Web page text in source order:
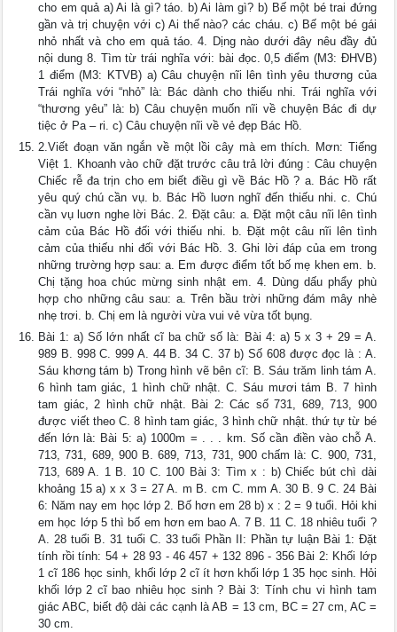
cho em quả a) Ai là gì? táo. b) Ai làm gì? b) Bế một bé trai đứng
gần và trị chuyện với c) Ai thế nào? các cháu. c) Bế một bé gái
nhỏ nhất và cho em quả táo. 4. Dịng nào dưới đây nêu đầy đủ
nội dung 8. Tìm từ trái nghĩa với: bài đọc. 0,5 điểm (M3: ĐHVB)
1 điểm (M3: KTVB) a) Câu chuyện nĩi lên tình yêu thương của
Trái nghĩa với “nhỏ” là: Bác dành cho thiếu nhi. Trái nghĩa với
“thương yêu” là: b) Câu chuyện muốn nĩi về chuyện Bác đi dự
tiệc ở Pa – ri. c) Câu chuyện nĩi về vẻ đẹp Bác Hồ.
2.Viết đoạn văn ngắn về một lồi cây mà em thích. Mơn: Tiếng
Việt 1. Khoanh vào chữ đặt trước câu trả lời đúng : Câu chuyện
Chiếc rễ đa trịn cho em biết điều gì về Bác Hồ ? a. Bác Hồ rất
yêu quý chú cần vụ. b. Bác Hồ luơn nghĩ đến thiếu nhi. c. Chú
cần vụ luơn nghe lời Bác. 2. Đặt câu: a. Đặt một câu nĩi lên tình
cảm của Bác Hồ đối với thiếu nhi. b. Đặt một câu nĩi lên tình
cảm của thiếu nhi đối với Bác Hồ. 3. Ghi lời đáp của em trong
những trường hợp sau: a. Em được điểm tốt bố mẹ khen em. b.
Chị tặng hoa chúc mừng sinh nhật em. 4. Dùng dấu phẩy phù
hợp cho những câu sau: a. Trên bầu trời những đám mây nhè
nhẹ trơi. b. Chị em là người vừa vui vẻ vừa tốt bụng.
Bài 1: a) Số lớn nhất cĩ ba chữ số là: Bài 4: a) 5 x 3 + 29 = A.
989 B. 998 C. 999 A. 44 B. 34 C. 37 b) Số 608 được đọc là : A.
Sáu khơng tám b) Trong hình vẽ bên cĩ: B. Sáu trăm linh tám A.
6 hình tam giác, 1 hình chữ nhật. C. Sáu mươi tám B. 7 hình
tam giác, 2 hình chữ nhật. Bài 2: Các số 731, 689, 713, 900
được viết theo C. 8 hình tam giác, 3 hình chữ nhật. thứ tự từ bé
đến lớn là: Bài 5: a) 1000m = . . . km. Số cần điền vào chỗ A.
713, 731, 689, 900 B. 689, 713, 731, 900 chấm là: C. 900, 731,
713, 689 A. 1 B. 10 C. 100 Bài 3: Tìm x : b) Chiếc bút chì dài
khoảng 15 a) x x 3 = 27 A. m B. cm C. mm A. 30 B. 9 C. 24 Bài
6: Năm nay em học lớp 2. Bố hơn em 28 b) x : 2 = 9 tuổi. Hỏi khi
em học lớp 5 thì bố em hơn em bao A. 7 B. 11 C. 18 nhiêu tuổi ?
A. 28 tuổi B. 31 tuổi C. 33 tuổi Phần II: Phần tự luận Bài 1: Đặt
tính rồi tính: 54 + 28 93 - 46 457 + 132 896 - 356 Bài 2: Khối lớp
1 cĩ 186 học sinh, khối lớp 2 cĩ ít hơn khối lớp 1 35 học sinh. Hỏi
khối lớp 2 cĩ bao nhiêu học sinh ? Bài 3: Tính chu vi hình tam
giác ABC, biết độ dài các cạnh là AB = 13 cm, BC = 27 cm, AC =
30 cm.